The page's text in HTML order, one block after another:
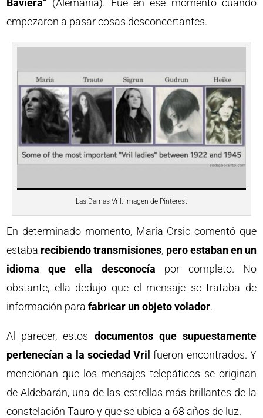
Baviera” (Alemania). Fue en ese momento cuando
empezaron a pasar cosas desconcertantes.
Las Damas Vril. Imagen de Pinterest
En determinado momento, María Orsic comentó que
estaba recibiendo transmisiones, pero estaban en un
idioma que ella desconocía por completo. No
obstante, ella dedujo que el mensaje se trataba de
información parafabricar un objeto volador.
Al parecer, estos documentos que supuestamente
pertenecían a la sociedad Vril fueron encontrados. Y
mencionan que los mensajes telepáticos se originan
de Aldebarán, una de las estrellas más brillantes de la
constelación Tauro y que se ubica a 68 años de luz.